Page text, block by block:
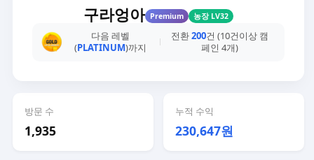
구라엉아 Premium 농장 LV32
다음 레벨
(PLATINUM)까지
전환200건 (10건이상 캠
페인 4개)
방문 수
1,935
누적 수익
230,647원